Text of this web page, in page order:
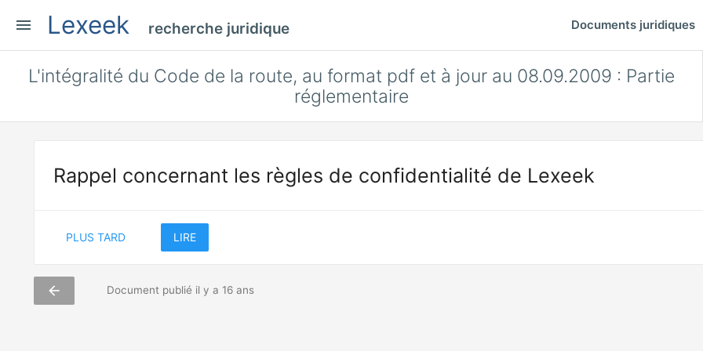
menu Lexeek recherche juridique Documents juridiques
L'intégralité du Code de la route, au format pdf et à jour au 08.09.2009 : Partie
réglementaire
Rappel concernant les règles de confidentialité de Lexeek
PLUS TARD LIRE
arrow_back Document publié il y a 16 ans